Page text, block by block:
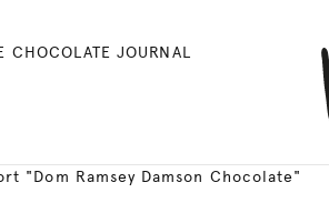
CHOCOLATE JOURNAL
"Dom Ramsey Damson Chocolate"